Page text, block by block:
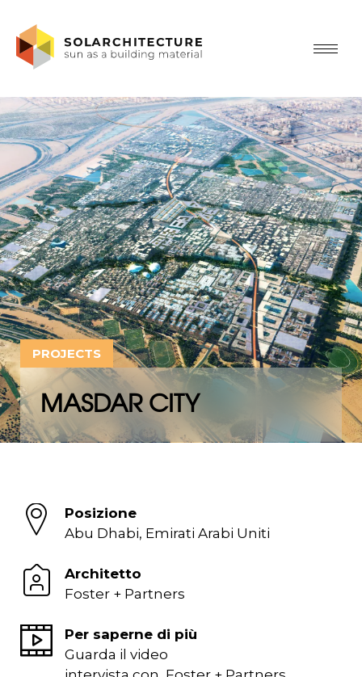
PROJECTS
MASDAR CITY
Posizione
Abu Dhabi, Emirati Arabi Uniti
Architetto
Foster + Partners
Per saperne di più
Guarda il video